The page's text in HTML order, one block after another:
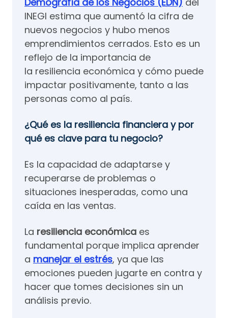
INEGI estima que aumentó la cifra de
nuevos negocios y hubo menos
emprendimientos cerrados. Esto es un
reflejo de la importancia de
la resiliencia económica y cómo puede
impactar positivamente, tanto a las
personas como al país.
¿Qué es la resiliencia financiera y por
qué es clave para tu negocio?
Es la capacidad de adaptarse y
recuperarse de problemas o
situaciones inesperadas, como una
caída en las ventas.
La resiliencia económica es
fundamental porque implica aprender
a manejar el estrés, ya que las
emociones pueden jugarte en contra y
hacer que tomes decisiones sin un
análisis previo.